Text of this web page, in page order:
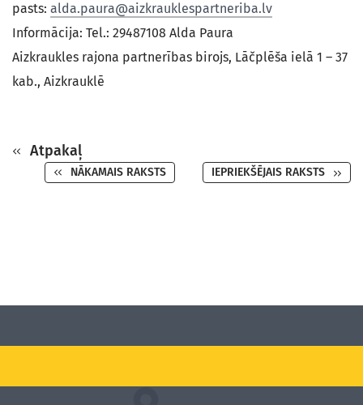
pasts: alda.paura@aizkrauklespartneriba.lv
Informācija: Tel.: 29487108 Alda Paura
Aizkraukles rajona partnerības birojs, Lāčplēša ielā 1 – 37
kab., Aizkrauklē
Atpakaļ
NĀKAMAIS RAKSTS IEPRIEKŠĒJAIS RAKSTS